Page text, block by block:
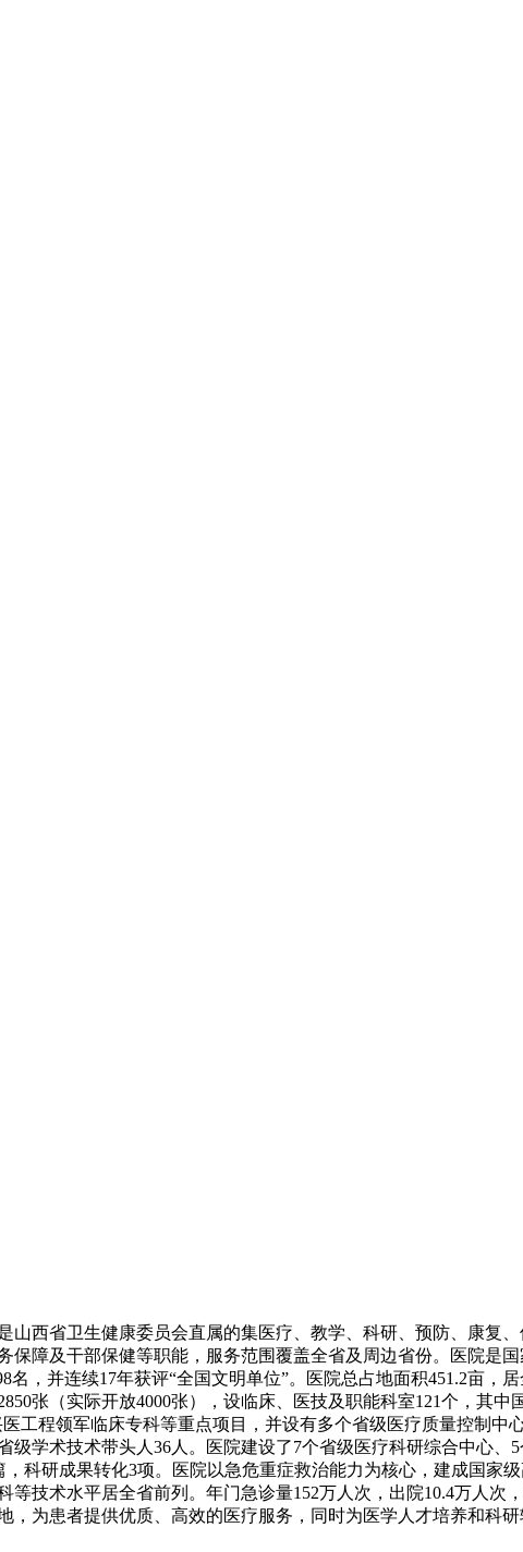
西省卫生健康委员会直属的集医疗、教学、科研、预防、康复
障及干部保健等职能，服务范围覆盖全省及周边省份。医院是国
，并连续17年获评“全国文明单位”。医院总占地面积451.2亩，
张（实际开放4000张），设临床、医技及职能科室121个，其中
工程领军临床专科等重点项目，并设有多个省级医疗质量控制中
学术技术带头人36人。医院建设了7个省级医疗科研综合中心、
科研成果转化3项。医院以急危重症救治能力为核心，建成国家
技术水平居全省前列。年门急诊量152万人次，出院10.4万人次
为患者提供优质、高效的医疗服务，同时为医学人才培养和科研